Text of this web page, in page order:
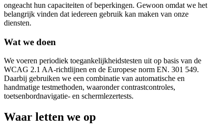
ongeacht hun capaciteiten of beperkingen. Gewoon omdat we het
belangrijk vinden dat iedereen gebruik kan maken van onze
diensten.
Wat we doen
We voeren periodiek toegankelijkheidstesten uit op basis van de
WCAG 2.1 AA-richtlijnen en de Europese norm EN. 301 549.
Daarbij gebruiken we een combinatie van automatische en
handmatige testmethoden, waaronder contrastcontroles,
toetsenbordnavigatie- en schermlezertests.
Waar letten we op